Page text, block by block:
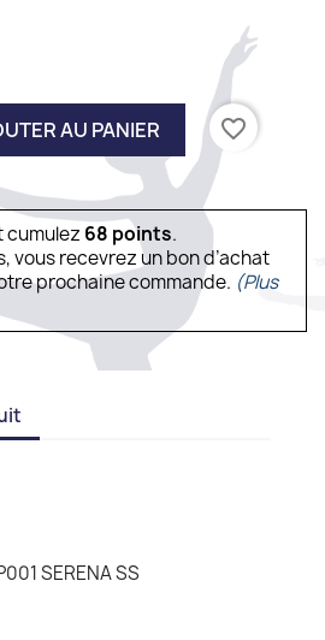
AU PANIER favorite_border
cumulez 68 points.
vous recevrez un bon d’achat
prochaine commande. (Plus
SERENA SS